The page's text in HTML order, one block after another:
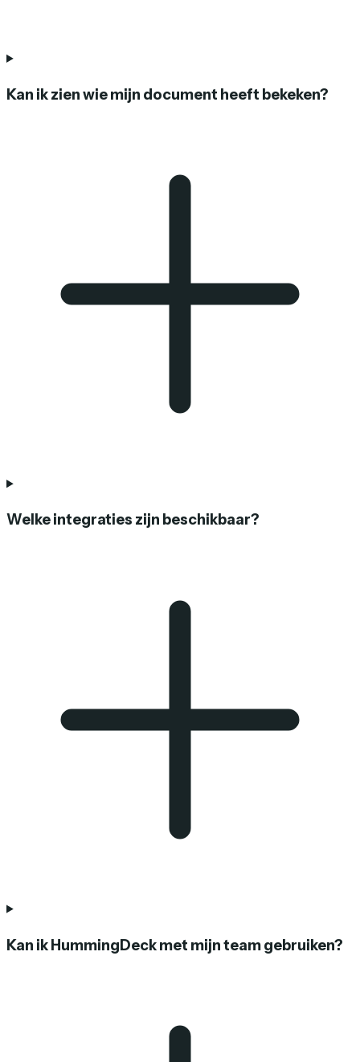
Kan ik zien wie mijn document heeft bekeken?
Welke integraties zijn beschikbaar?
Kan ik HummingDeck met mijn team gebruiken?